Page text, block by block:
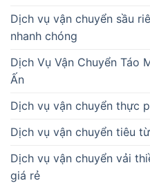
Dịch vụ vận chuyển sầu
nhanh chóng
Dịch Vụ Vận Chuyển Táo
Ấn
Dịch vụ vận chuyển thực
Dịch vụ vận chuyển tiêu
Dịch vụ vận chuyển vải
giá rẻ